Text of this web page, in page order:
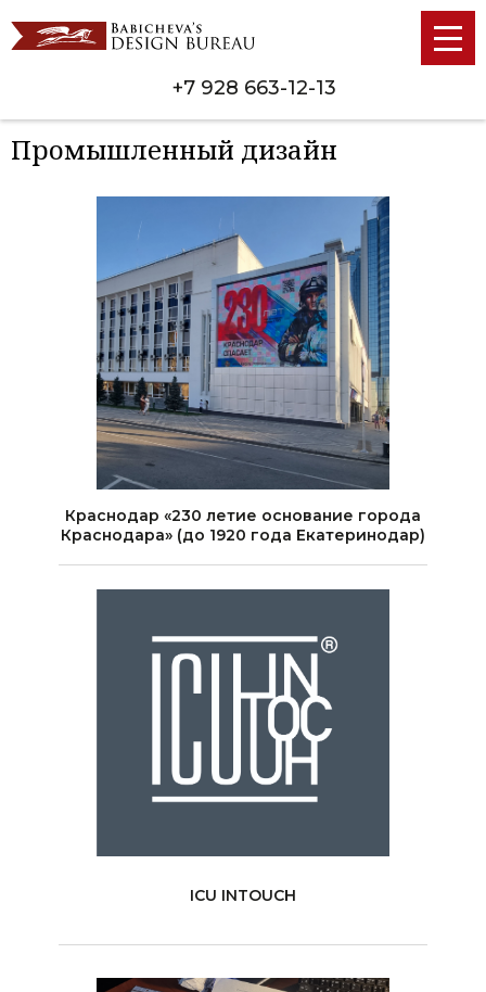
+7 928 663-12-13
Промышленный дизайн
Краснодар «230 летие основание города
Краснодара» (до 1920 года Екатеринодар)
ICU INTOUCH